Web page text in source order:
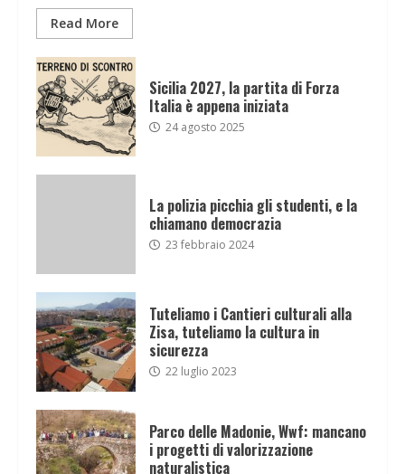
Read More
Sicilia 2027, la partita di Forza
Italia è appena iniziata
24 agosto 2025
La polizia picchia gli studenti, e la
chiamano democrazia
23 febbraio 2024
Tuteliamo i Cantieri culturali alla
Zisa, tuteliamo la cultura in
sicurezza
22 luglio 2023
Parco delle Madonie, Wwf: mancano
i progetti di valorizzazione
naturalistica